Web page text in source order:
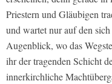
Priestern und Gläubigen
und wartet nur auf den
Augenblick, wo das
ihr der tragenden Schicht
innerkirchliche